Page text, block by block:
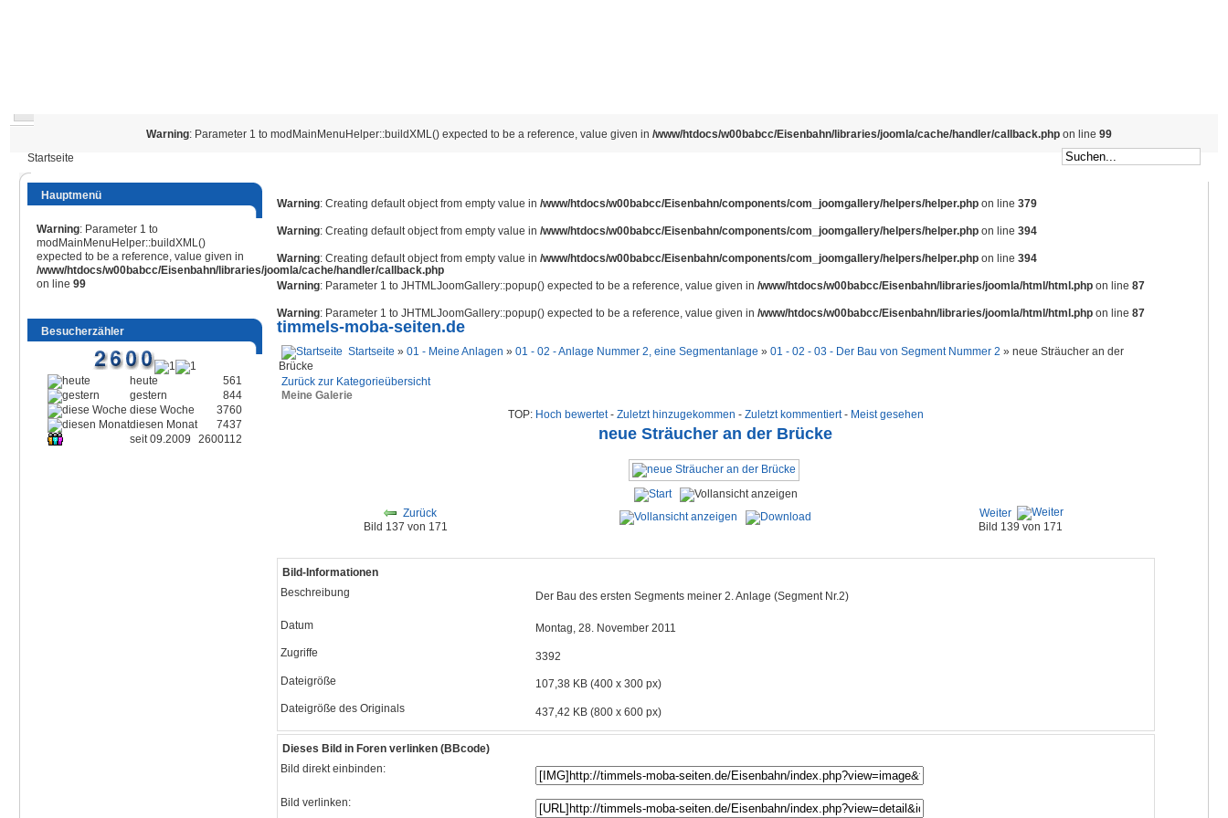
Warning: Parameter 1 to modMainMenuHelper::buildXML() expected to be a reference, value given in /www/htdocs/w00babcc/Eisenbahn/libraries/joomla/cache/handler/callback.phpon line 99
Startseite
Hauptmenü
Warning: Parameter 1 to
modMainMenuHelper::buildXML()
expected to be a reference, value given in
/www/htdocs/w00babcc/Eisenbahn/libraries/joomla/cache/handler/callback.php
on line 99
Besucherzähler
heute
561
gestern
844
diese Woche
3760
diesen Monat
7437
seit 09.2009
2600112
Warning: Creating default object from empty value in /www/htdocs/w00babcc/Eisenbahn/components/com_joomgallery/helpers/helper.phpon line 379
Warning: Creating default object from empty value in /www/htdocs/w00babcc/Eisenbahn/components/com_joomgallery/helpers/helper.phpon line 394
Warning: Creating default object from empty value in /www/htdocs/w00babcc/Eisenbahn/components/com_joomgallery/helpers/helper.phpon line 394
Warning: Parameter 1 to JHTMLJoomGallery::popup() expected to be a reference, value given in /www/htdocs/w00babcc/Eisenbahn/libraries/joomla/html/html.phpon line 87
Warning: Parameter 1 to JHTMLJoomGallery::popup() expected to be a reference, value given in /www/htdocs/w00babcc/Eisenbahn/libraries/joomla/html/html.phpon line 87
timmels-moba-seiten.de
Startseite » 01 - Meine Anlagen » 01 - 02 - Anlage Nummer 2, eine Segmentanlage » 01 - 02 - 03 - Der Bau von Segment Nummer 2 » neue Sträucher an der
Brücke
Zurück zur Kategorieübersicht
Meine Galerie
TOP: Hoch bewertet- Zuletzt hinzugekommen - Zuletzt kommentiert- Meist gesehen
neue Sträucher an der Brücke
Zurück
Bild 137 von 171
Weiter
Bild 139 von 171
Bild-Informationen
Beschreibung
Der Bau des ersten Segments meiner 2. Anlage (Segment Nr.2)
Datum
Montag, 28. November 2011
Zugriffe
3392
Dateigröße
107,38 KB (400 x 300 px)
Dateigröße des Originals
437,42 KB (800 x 600 px)
Dieses Bild in Foren verlinken (BBcode)
Bild direkt einbinden:
Bild verlinken: